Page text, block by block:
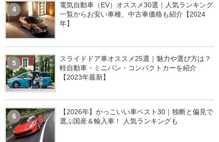
4
電気自動車（EV）オススメ30選｜人気ランキング
一覧からお安い車種、中古車価格も紹介【2024
年】
5
スライドドア車オススメ25選｜魅力や選び方は？
軽自動車・ミニバン・コンパクトカーを紹介
【2023年最新】
6
【2026年】かっこいい車ベスト30｜独断と偏見で
選ぶ国産＆輸入車！ 人気ランキングも